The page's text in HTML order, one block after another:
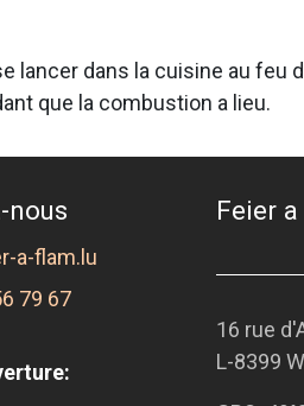
lancer dans la cuisine au feu
que la combustion a lieu.
nous
a-flam.lu
79 67
Feier
16 rue
L-8399